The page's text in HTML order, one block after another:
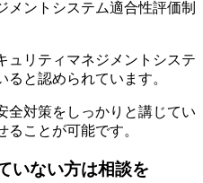
メントシステム適合性評価制
ュリティマネジメントシステ
と認められています。
全対策をしっかりと講じてい
ことが可能です。
いない方は相談を